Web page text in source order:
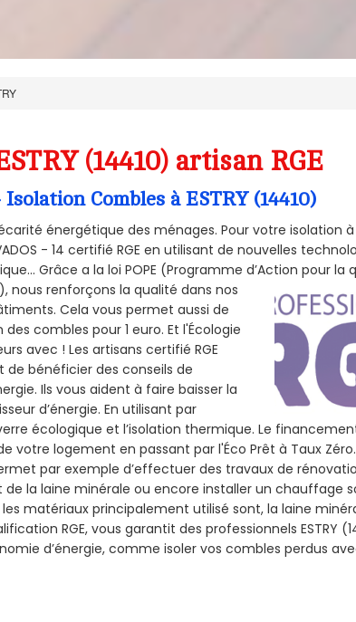
(14410) artisan RGE
Combles à ESTRY (14410)
énergétique des ménages. Pour votre isolation à
- 14 certifié RGE en utilisant de nouvelles
Grâce a la loi POPE (Programme d’Action pour la
nous renforçons la qualité dans nos
Cela vous permet aussi de
combles pour 1 euro. Et l'Écologie
avec ! Les artisans certifié RGE
de bénéficier des conseils de
Ils vous aident à faire baisser la
d’énergie. En utilisant par
écologique et l’isolation thermique. Le
votre logement en passant par l'Éco Prêt à Taux
par exemple d’effectuer des travaux de
de la laine minérale ou encore installer un chauffage
matériaux principalement utilisé sont, la laine
RGE, vous garantit des professionnels ESTRY
d’énergie, comme isoler vos combles perdus